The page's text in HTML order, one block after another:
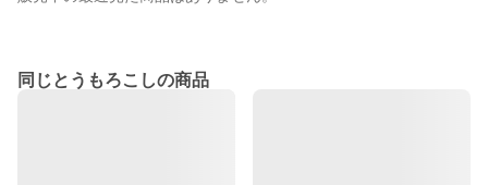
同じとうもろこしの商品